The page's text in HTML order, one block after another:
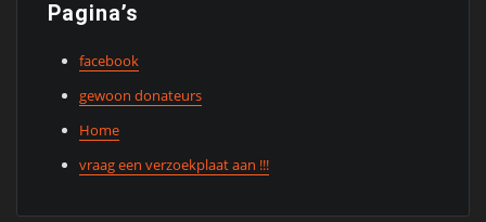
Pagina’s
facebook
gewoon donateurs
Home
vraag een verzoekplaat aan !!!